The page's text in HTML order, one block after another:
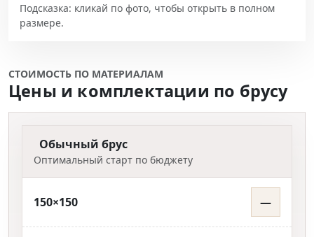
Подсказка: кликай по фото, чтобы открыть в полном
размере.
СТОИМОСТЬ ПО МАТЕРИАЛАМ
Цены и комплектации по брусу
Обычный брус
Оптимальный старт по бюджету
150×150 —